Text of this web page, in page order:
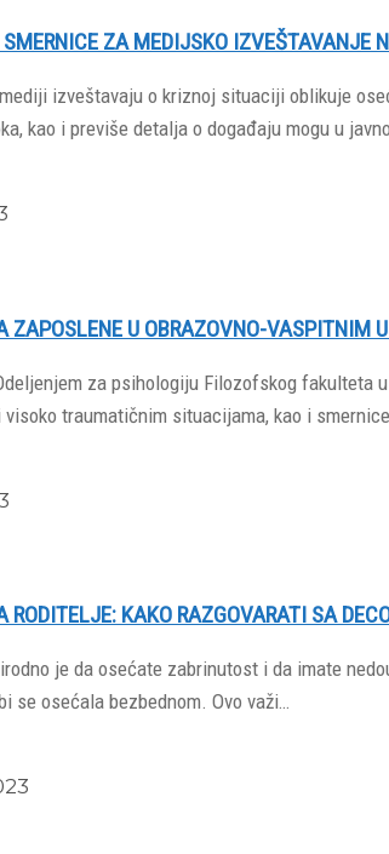
SMERNICE ZA MEDIJSKO IZVEŠTAVANJE
izveštavaju o kriznoj situaciji oblikuje
kao i previše detalja o događaju mogu u
ZAPOSLENE U OBRAZOVNO-
za psihologiju Filozofskog fakulteta
traumatičnim situacijama, kao i smernice
RODITELJE: KAKO RAZGOVARATI SA
je da osećate zabrinutost i da imate
se osećala bezbednom. Ovo važi…